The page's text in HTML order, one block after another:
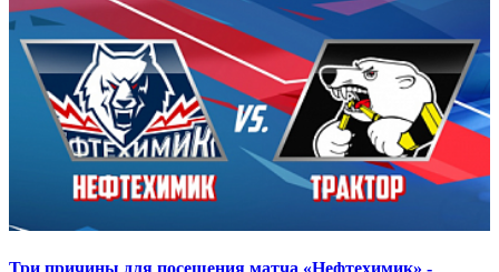
Три причины для посещения матча «Нефтехимик» -